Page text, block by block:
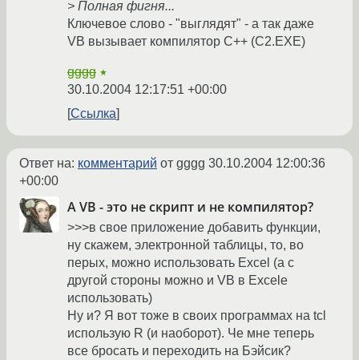
> Полная фигня...
Ключевое слово - "выглядят" - а так даже
VB вызывает компилятор C++ (C2.EXE)
gggg ★
30.10.2004 12:17:51 +00:00
Ссылка
Ответ на: комментарий от gggg 30.10.2004 12:00:36
+00:00
А VB - это не скрипт и не компилятор?
>>>в свое приложение добавить функции,
ну скажем, электронной таблицы, то, во
перых, можно использовать Excel (а с
другой стороны можно и VB в Excele
использовать)
Ну и? Я вот тоже в своих программах на tcl
использую R (и наоборот). Че мне теперь
все бросать и переходить на Бэйсик?